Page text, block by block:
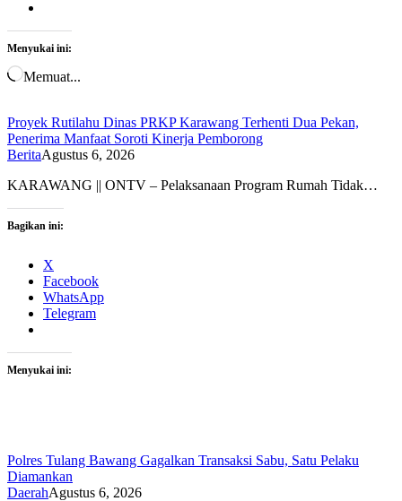
Menyukai ini:
Memuat...
Proyek Rutilahu Dinas PRKP Karawang Terhenti Dua Pekan,
Penerima Manfaat Soroti Kinerja Pemborong
BeritaAgustus 6, 2026
KARAWANG || ONTV – Pelaksanaan Program Rumah Tidak…
Bagikan ini:
X
Facebook
WhatsApp
Telegram
Menyukai ini:
Polres Tulang Bawang Gagalkan Transaksi Sabu, Satu Pelaku
Diamankan
DaerahAgustus 6, 2026